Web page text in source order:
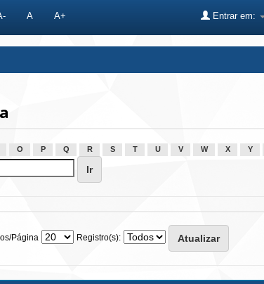
A A+ Entrar em:
O P Q R S T U V W X Y
Página Registro(s):